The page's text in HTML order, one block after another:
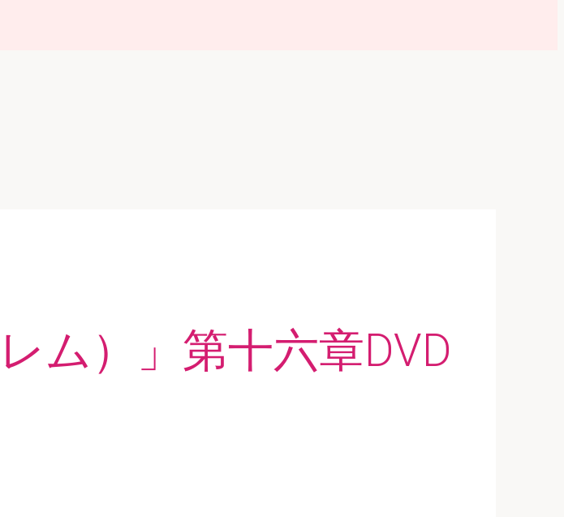
ム）」第十六章DVD